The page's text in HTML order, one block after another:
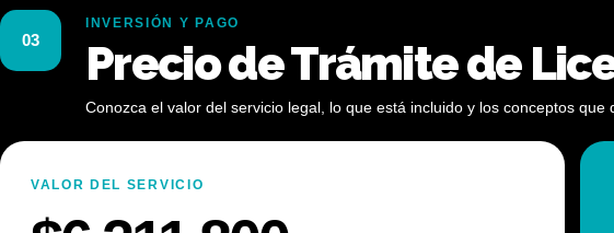
03
INVERSIÓN Y PAGO
Precio de Trámite de
Conozca el valor del servicio legal, lo que está incluido y los conceptos que
VALOR DEL SERVICIO